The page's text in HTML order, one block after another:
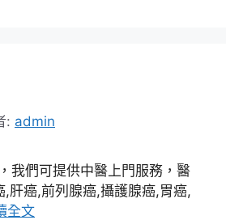
: admin
我們可提供中醫上門服務，醫
,肝癌,前列腺癌,攝護腺癌,胃癌,
全文